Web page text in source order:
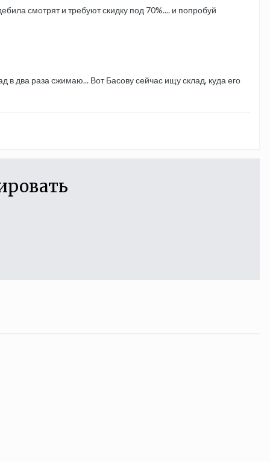
смотрят и требуют скидку под 70%.... и попробуй
в два раза сжимаю... Вот Басову сейчас ищу склад, куда его